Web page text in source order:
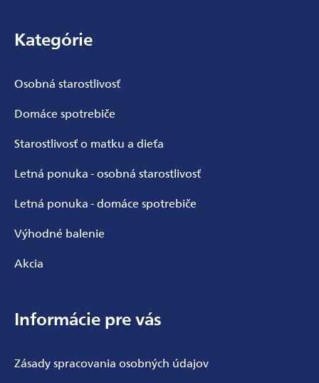
Zápätie
Kategórie
Osobná starostlivosť
Domáce spotrebiče
Starostlivosť o matku a dieťa
Letná ponuka - osobná starostlivosť
Letná ponuka - domáce spotrebiče
Výhodné balenie
Akcia
Informácie pre vás
Zásady spracovania osobných údajov